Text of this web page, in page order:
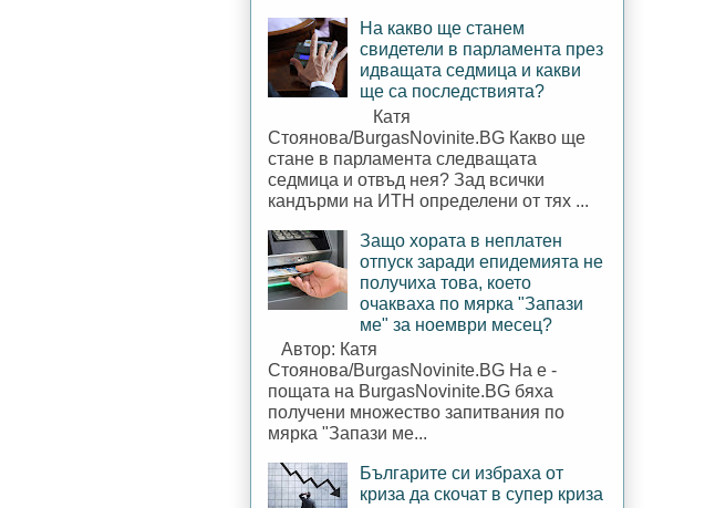
На какво ще станем
свидетели в парламента през
идващата седмица и какви
ще са последствията?
Катя
Стоянова/BurgasNovinite.BG Какво ще
стане в парламента следващата
седмица и отвъд нея? Зад всички
кандърми на ИТН определени от тях ...
Защо хората в неплатен
отпуск заради епидемията не
получиха това, което
очакваха по мярка "Запази
ме" за ноември месец?
Автор: Катя
Стоянова/BurgasNovinite.BG На е -
пощата на BurgasNovinite.BG бяха
получени множество запитвания по
мярка "Запази ме...
Българите си избраха от
криза да скочат в супер криза